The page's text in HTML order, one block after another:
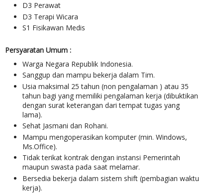
D3 Perawat
D3 Terapi Wicara
S1 Fisikawan Medis
Persyaratan Umum :
Warga Negara Republik Indonesia.
Sanggup dan mampu bekerja dalam Tim.
Usia maksimal 25 tahun (non pengalaman ) atau 35
tahun bagi yang memiliki pengalaman kerja (dibuktikan
dengan surat keterangan dari tempat tugas yang
lama).
Sehat Jasmani dan Rohani.
Mampu mengoperasikan komputer (min. Windows,
Ms.Office).
Tidak terikat kontrak dengan instansi Pemerintah
maupun swasta pada saat melamar.
Bersedia bekerja dalam sistem shift (pembagian waktu
kerja).